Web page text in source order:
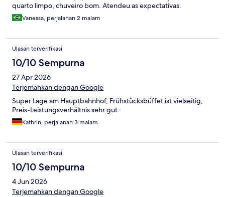
quarto limpo, chuveiro bom. Atendeu as expectativas.
Vanessa, perjalanan 2 malam
Ulasan terverifikasi
10/10 Sempurna
27 Apr 2026
Terjemahkan dengan Google
Super Lage am Hauptbahnhof, Frühstücksbüffet ist vielseitig,
Preis-Leistungsverhältnis sehr gut
Kathrin, perjalanan 3 malam
Ulasan terverifikasi
10/10 Sempurna
4 Jun 2026
Terjemahkan dengan Google